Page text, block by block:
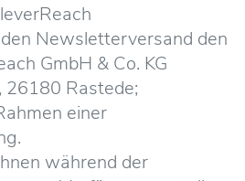
Newsletterversand den
GmbH & Co. KG
26180 Rastede;
einer
während der